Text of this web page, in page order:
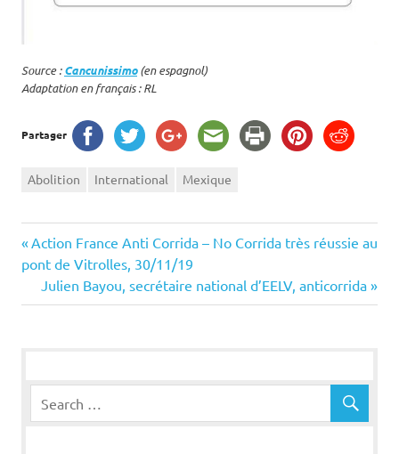
Source :Cancunissimo(en espagnol)
Adaptation en français : RL
Partager
Abolition International Mexique
Navigation
de
Previous
Post:
Action France Anti Corrida – No Corrida très réussie au
pont de Vitrolles, 30/11/19
Next
Post:
Julien Bayou, secrétaire national d’EELV, anticorrida